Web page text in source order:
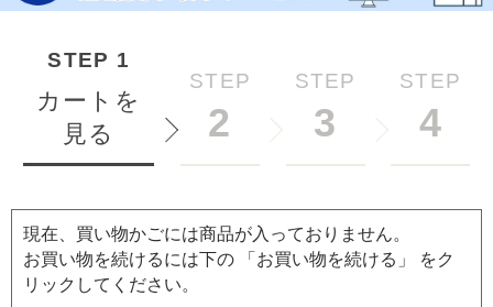
STEP 1
カートを
見る
STEP
2
STEP
3
STEP
4
現在、買い物かごには商品が入っておりません。
お買い物を続けるには下の 「お買い物を続ける」 をク
リックしてください。